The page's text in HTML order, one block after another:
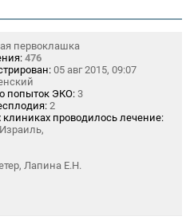
первоклашка
476
05 авг 2015, 09:07
попыток ЭКО: 3
2
клиниках проводилось лечение:
Лапина Е.Н.